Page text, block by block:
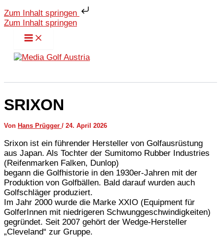
Zum Inhalt springen
Zum Inhalt springen
SRIXON
Von Hans Prügger / 24. April 2026
Srixon ist ein führender Hersteller von Golfausrüstung
aus Japan. Als Tochter der Sumitomo Rubber Industries
(Reifenmarken Falken, Dunlop)
begann die Golfhistorie in den 1930er-Jahren mit der
Produktion von Golfbällen. Bald darauf wurden auch
Golfschläger produziert.
Im Jahr 2000 wurde die Marke XXIO (Equipment für
GolferInnen mit niedrigeren Schwunggeschwindigkeiten)
gegründet. Seit 2007 gehört der Wedge-Hersteller
„Cleveland“ zur Gruppe.